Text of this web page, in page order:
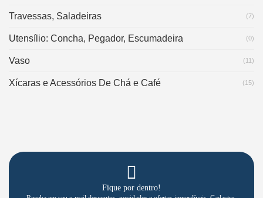
Travessas, Saladeiras (7)
Utensílio: Concha, Pegador, Escumadeira (0)
Vaso (11)
Xícaras e Acessórios De Chá e Café (15)
Fique por dentro!